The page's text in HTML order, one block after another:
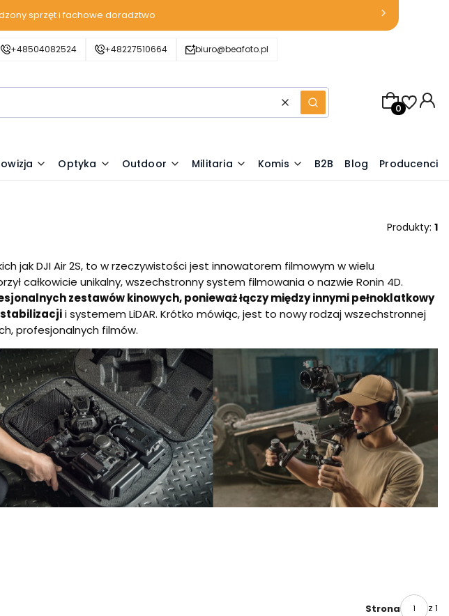
sprzęt i fachowe doradztwo
+48504082524 +48227510664 biuro@beafoto.pl
WyczyśćSzukaj
Produkty w
Optyka Outdoor Militaria Komis B2B Blog Producenci
Produkty: 1
jak DJI Air 2S, to w rzeczywistości jest innowatorem filmowym w wielu
całkowicie unikalny, wszechstronny system filmowania o nazwie Ronin 4D.
zestawów kinowych, ponieważ łączy między innymi pełnoklatkowy
i systemem LiDAR. Krótko mówiąc, jest to nowy rodzaj wszechstronnej
profesjonalnych filmów.
Strona z 1